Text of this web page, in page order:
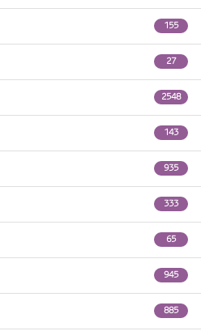
155
27
2548
143
935
333
65
945
885